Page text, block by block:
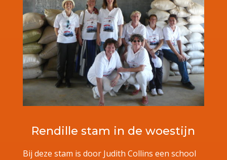
Rendille stam in de woestijn
Bij deze stam is door Judith Collins een school